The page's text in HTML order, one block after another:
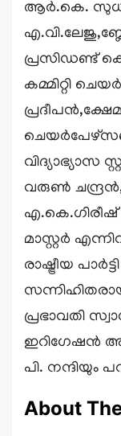
ആർ.കെ.
പ്രസിഡണ്ട്
കമ്മിറ്റി
വിദ്യാഭ്യാസ
വരുൺ
എ.കെ.ഗിരീഷ്
മാസ്റ്റർ
രാഷ്ട്രീയ
പ്രഭാവതി
ഇറിഗേഷൻ
പി. നന്ദിയും
About